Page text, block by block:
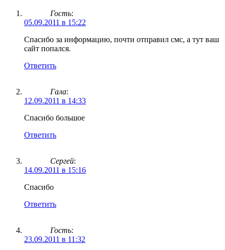
Гость:
05.09.2011 в 15:22
Спасибо за информацию, почти отправил смс, а тут ваш
сайт попался.
Ответить
Гала:
12.09.2011 в 14:33
Спасибо большое
Ответить
Сергей:
14.09.2011 в 15:16
Спасибо
Ответить
Гость:
23.09.2011 в 11:32